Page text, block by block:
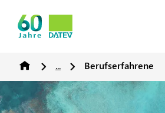
... Berufserfahrene